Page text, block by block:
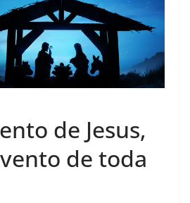
de Jesus,
de toda